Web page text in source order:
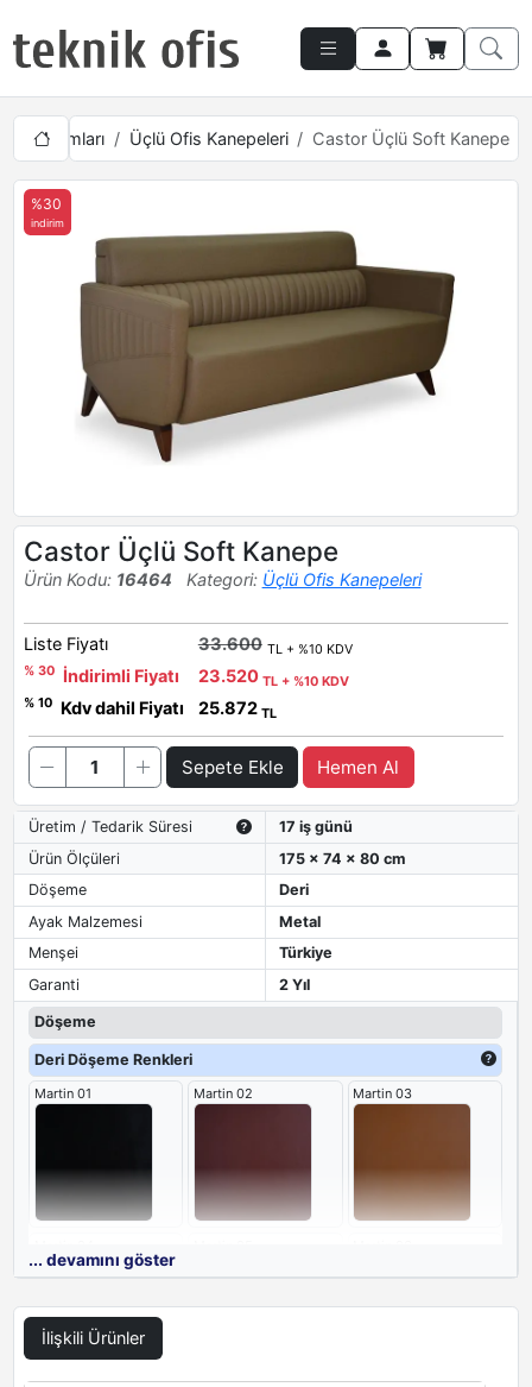
Takımları Üçlü Ofis Kanepeleri Castor Üçlü Soft Kanepe
%30
indirim
Castor Üçlü Soft Kanepe
Ürün Kodu: 16464 Kategori: Üçlü Ofis Kanepeleri
Liste Fiyatı 33.600 TL + %10 KDV
% 30
İndirimli Fiyatı 23.520 TL + %10 KDV
% 10
Kdv dahil Fiyatı 25.872 TL
Sepete Ekle Hemen Al
Üretim / Tedarik Süresi
17 iş günü
Ürün Ölçüleri
175 x 74 x 80 cm
Döşeme
Deri
Ayak Malzemesi
Metal
Menşei
Türkiye
Garanti
2 Yıl
Döşeme
Deri Döşeme Renkleri
Martin 01 Martin 02 Martin 03
... devamını göster
İlişkili Ürünler